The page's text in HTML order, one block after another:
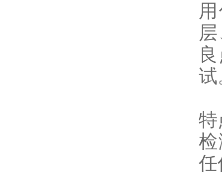
试
特
任